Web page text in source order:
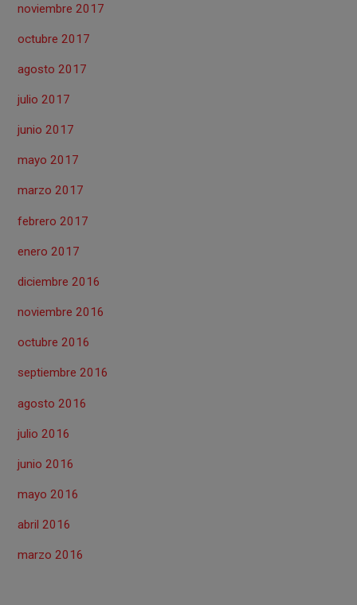
noviembre 2017
octubre 2017
agosto 2017
julio 2017
junio 2017
mayo 2017
marzo 2017
febrero 2017
enero 2017
diciembre 2016
noviembre 2016
octubre 2016
septiembre 2016
agosto 2016
julio 2016
junio 2016
mayo 2016
abril 2016
marzo 2016